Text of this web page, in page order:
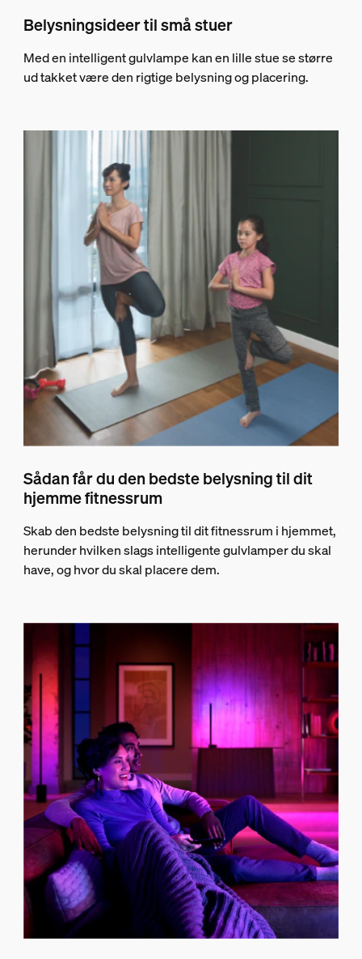
Belysningsideer til små stuer
Med en intelligent gulvlampe kan en lille stue se større
ud takket være den rigtige belysning og placering.
Sådan får du den bedste belysning til dit
hjemme fitnessrum
Skab den bedste belysning til dit fitnessrum i hjemmet,
herunder hvilken slags intelligente gulvlamper du skal
have, og hvor du skal placere dem.